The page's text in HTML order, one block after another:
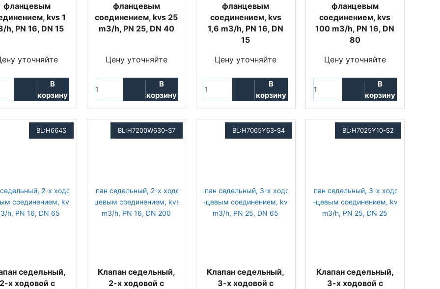
фланцевым
kvs 1
h, PN 16, DN 15
уточняйте
В
корзину
фланцевым
соединением, kvs 25
m3/h, PN 25, DN 40
Цену уточняйте
В
корзину
фланцевым
соединением, kvs
1,6 m3/h, PN 16, DN
15
Цену уточняйте
В
корзину
фланцевым
соединением, kvs
100 m3/h, PN 16, DN
80
Цену уточняйте
В
корзину
BL:H664S
седельный,
2-х ходовой с
BL:H7200W630-S7
Клапан седельный,
2-х ходовой с
BL:H7065Y63-S4
Клапан седельный,
3-х ходовой с
BL:H7025Y10-S2
Клапан седельный,
3-х ходовой с